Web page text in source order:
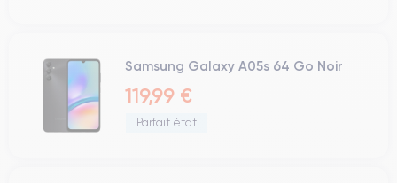
Samsung Galaxy A05s 64 Go Noir
119,99 €
Parfait état